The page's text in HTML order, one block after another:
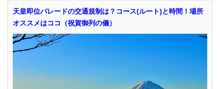
天皇即位パレードの交通規制は？コース(ルート)と時間！場所
オススメはココ（祝賀御列の儀）